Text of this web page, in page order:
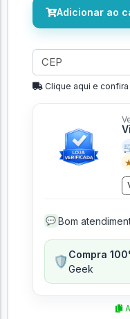
Adicionar ao
Clique aqui e
💬 Bom
🛡️Compra
Geek